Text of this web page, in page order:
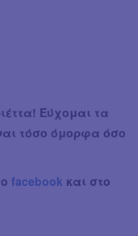
Εύχομαι τα
τόσο όμορφα όσο
facebook και στο